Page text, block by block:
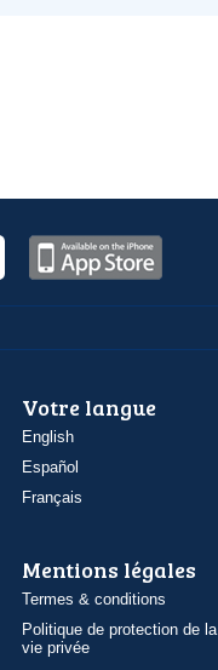
Votre langue
English
Español
Français
Mentions légales
Termes & conditions
Politique de protection de la
vie privée